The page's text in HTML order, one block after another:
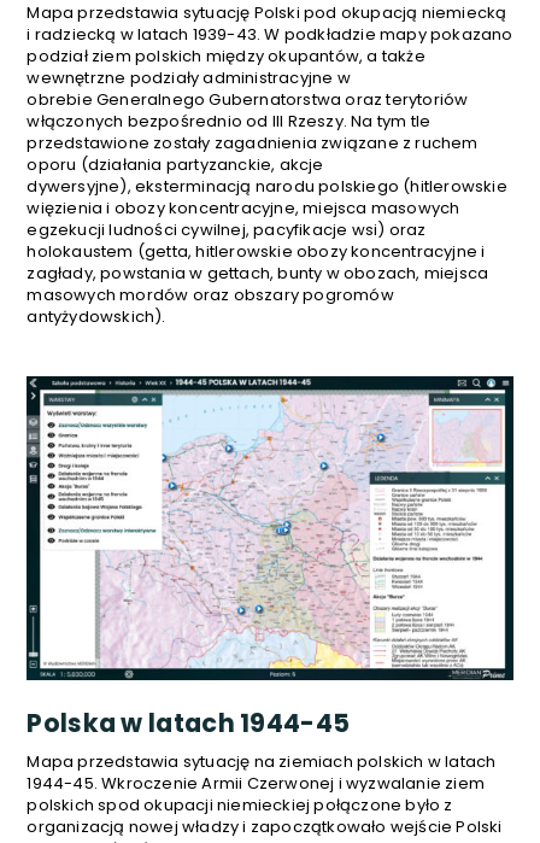
Mapa przedstawia sytuację Polski pod okupacją niemiecką
i radziecką w latach 1939-43. W podkładzie mapy pokazano
podział ziem polskich między okupantów, a także
wewnętrzne podziały administracyjne w
obrebie Generalnego Gubernatorstwa oraz terytoriów
włączonych bezpośrednio od III Rzeszy. Na tym tle
przedstawione zostały zagadnienia związane z ruchem
oporu (działania partyzanckie, akcje
dywersyjne), eksterminacją narodu polskiego (hitlerowskie
więzienia i obozy koncentracyjne, miejsca masowych
egzekucji ludności cywilnej, pacyfikacje wsi) oraz
holokaustem (getta, hitlerowskie obozy koncentracyjne i
zagłady, powstania w gettach, bunty w obozach, miejsca
masowych mordów oraz obszary pogromów
antyżydowskich).
Polska w latach 1944-45
Mapa przedstawia sytuację na ziemiach polskich w latach
1944-45. Wkroczenie Armii Czerwonej i wyzwalanie ziem
polskich spod okupacji niemieckiej połączone było z
organizacją nowej władzy i zapoczątkowało wejście Polski